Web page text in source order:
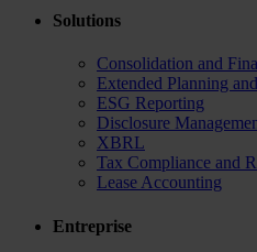
Solutions
Consolidation and
Extended Planning
ESG Reporting
Disclosure
XBRL
Tax Compliance and
Lease Accounting
Entreprise